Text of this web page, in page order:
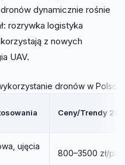
dynamicznie rośnie
rozrywka logistyka
z nowych
UAV.
dronów w Polsce
Ceny/Trendy
ujęcia
800–3500 zł/